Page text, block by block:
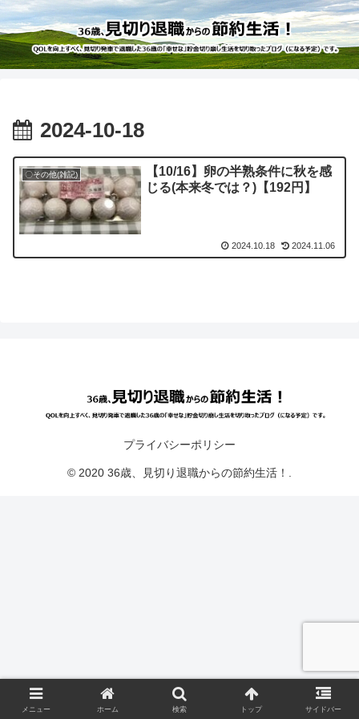
2024-10-18
〇その他(雑記)
【10/16】卵の半熟条件に秋を感
じる(本来冬では？)【192円】
2024.10.18 2024.11.06
プライバシーポリシー
© 2020 36歳、見切り退職からの節約生活！.
メニュー ホーム 検索 トップ サイドバー